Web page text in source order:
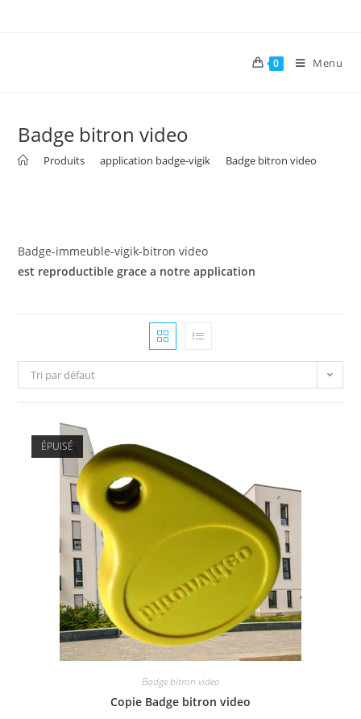
0 Menu
Badge bitron video
Produits application badge-vigik Badge bitron video
Badge-immeuble-vigik-bitron video
est reproductible grace a notre application
Tri par défaut
ÉPUISÉ
Badge bitron video
Copie Badge bitron video